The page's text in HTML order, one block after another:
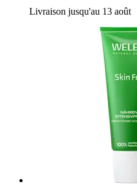
Livraison jusqu'au 13 août